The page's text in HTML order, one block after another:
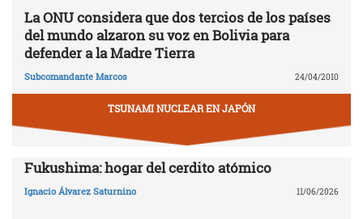
La ONU considera que dos tercios de los países
del mundo alzaron su voz en Bolivia para
defender a la Madre Tierra
Subcomandante Marcos 24/04/2010
TSUNAMI NUCLEAR EN JAPÓN
Fukushima: hogar del cerdito atómico
Ignacio Álvarez Saturnino 11/06/2026